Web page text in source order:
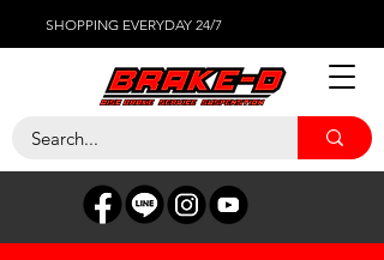
SHOPPING EVERYDAY 24/7